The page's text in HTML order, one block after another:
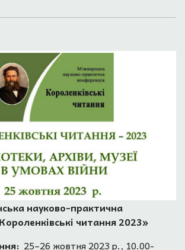
науково-практична
читання 2023»
25–26 жовтня 2023 р., 10.00-